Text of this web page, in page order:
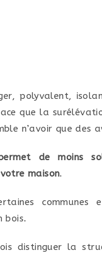
polyvalent,
que la
n’avoir que des
de moins
maison.
bois.
distinguer la